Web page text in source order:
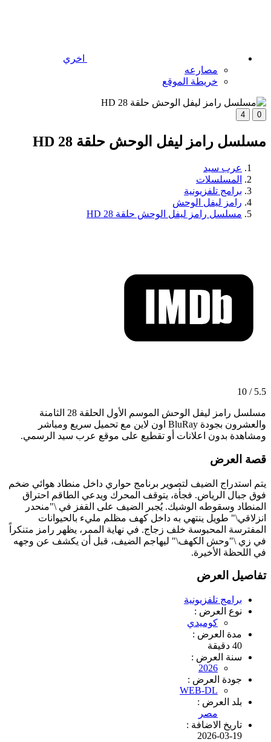
اخري
مصارعه
خريطة الموقع
0
4
مسلسل رامز ليفل الوحش حلقة 28 HD
عرب سيد
المسلسلات
برامج تلفزيونية
رامز ليفل الوحش
مسلسل رامز ليفل الوحش حلقة 28 HD
5.5 / 10
مسلسل رامز ليفل الوحش الموسم الأول الحلقة 28 الثامنة
والعشرون بجودة BluRay اون لاين مع تحميل سريع ومباشر
ومشاهدة بدون اعلانات أو تقطيع على موقع عرب سيد الرسمي.
قصة العرض
يتم استدراج الضيف لتصوير برنامج حواري داخل منطاد هوائي ضخم
فوق جبال الرياض. فجأة، يتوقف المحرك ويدعي الطاقم احتراق
المنطاد وسقوطه الوشيك. يُجبر الضيف على القفز في \"منحدر
انزلاقي\" طويل ينتهي به داخل كهف مظلم مليء بالحيوانات
المفترسة المحبوسة خلف زجاج. في نهاية الممر، يظهر رامز متنكراً
في زي \"وحش الكهف\" ليهاجم الضيف، قبل أن يكشف عن وجهه
في اللحظة الأخيرة.
تفاصيل العرض
برامج تلفزيونية
نوع العرض :
كوميدي
مدة العرض :
40 دقيقة
سنة العرض :
2026
جودة العرض :
WEB-DL
بلد العرض :
مصر
تاريخ الاضافة :
2026-03-19